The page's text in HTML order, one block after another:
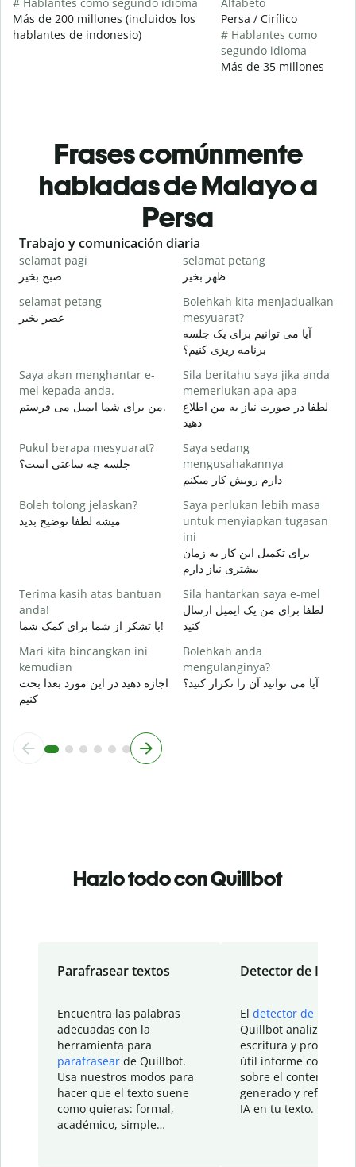
Más de 200 millones (incluidos los
hablantes de indonesio)
Persa / Cirílico
# Hablantes como
segundo idioma
Más de 35 millones
Frases comúnmente
habladas de Malayo a
Persa
Slide 1 of 6
Trabajo y comunicación diaria
selamat pagi
صبح بخیر
selamat petang
ظهر بخیر
selamat petang
عصر بخیر
Bolehkah kita menjadualkan
mesyuarat?
آیا می توانیم برای یک جلسه
برنامه ریزی کنیم؟
Saya akan menghantar e-
mel kepada anda.
من برای شما ایمیل می فرستم.
Sila beritahu saya jika anda
memerlukan apa-apa
لطفا در صورت نیاز به من اطلاع
دهید
Pukul berapa mesyuarat?
جلسه چه ساعتی است؟
Saya sedang
mengusahakannya
دارم رویش کار میکنم
Boleh tolong jelaskan?
میشه لطفا توضیح بدید
Saya perlukan lebih masa
untuk menyiapkan tugasan
ini
برای تکمیل این کار به زمان
بیشتری نیاز دارم
Terima kasih atas bantuan
anda!
با تشکر از شما برای کمک شما!
Sila hantarkan saya e-mel
لطفا برای من یک ایمیل ارسال
کنید
Mari kita bincangkan ini
kemudian
اجازه دهید در این مورد بعدا بحث
کنیم
Bolehkah anda
mengulanginya?
آیا می توانید آن را تکرار کنید؟
Hazlo todo con Quillbot
Parafrasear textos
Encuentra las palabras
adecuadas con la
herramienta para
parafrasear de Quillbot.
Usa nuestros modos para
hacer que el texto suene
como quieras: formal,
académico, simple…
Detector de IA
El detector de IA
Quillbot analiza tu
escritura y
útil informe con
sobre el contenido
generado y refinado
IA en tu texto.